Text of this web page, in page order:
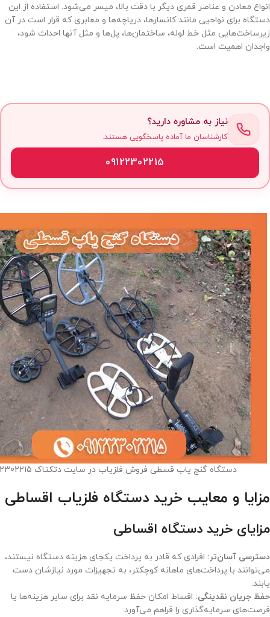
انواع معادن و عناصر قمری دیگر با دقت بالا، میسر می‌شود. استفاده از این
دستگاه برای نواحیی مانند کانسارها، دریاچه‌ها و معابری که قرار است در آن
زیرساخت‌هایی مثل خط لوله، ساختمان‌ها، پل‌ها و مثل‌ آنها احداث شود،
واجدان اهمیت است.
نیاز به مشاوره دارید؟
کارشناسان ما آماده پاسخگویی هستند.
09122302215
دستگاه گنج یاب قسطی فروش فلزیاب در سایت دتکتاک 09122302215
مزایا و معایب خرید دستگاه فلزیاب اقساطی
مزایای خرید دستگاه اقساطی
دسترسی آسان‌تر: افرادی که قادر به پرداخت یکجای هزینه دستگاه نیستند،
می‌توانند با پرداخت‌های ماهانه کوچکتر، به تجهیزات مورد نیازشان دست
یابند.
حفظ جریان نقدینگی: اقساط امکان حفظ سرمایه نقد برای سایر هزینه‌ها یا
فرصت‌های سرمایه‌گذاری را فراهم می‌آورد.